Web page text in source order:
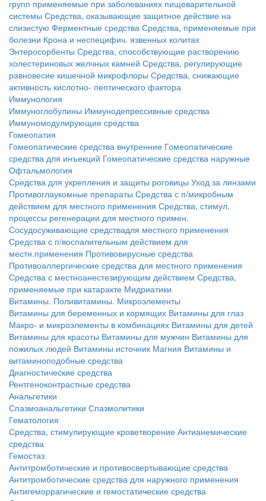
групп применяемые при заболеваниях пищеварительной
системы Средства, оказывающие защитное действие на
слизистую Ферментные средства Средства, применяемые при
болезни Крона и неспецифич. язвенных колитах
Энтеросорбенты Средства, способствующие растворению
холестериновых желчных камней Средства, регулирующие
равновесие кишечной микрофлоры Средства, снижающие
активность кислотно- пептического фактора
Иммунология
Иммуноглобулины Иммунодепрессивные средства
Иммуномодулирующие средства
Гомеопатия
Гомеопатические средства внутренние Гомеопатические
средства для инъекций Гомеопатические средства наружные
Офтальмология
Средства для укрепления и защиты роговицы Уход за линзами
Противоглаукомные препараты Средства с п/микробным
действием для местного применения Средства, стимул.
процессы регенерации для местного примен.
Сосудосуживающие средствадля местного применения
Средства с п/воспалительным действием для
местн.применения Противовирусные средства
Противоаллергические средства для местного применения
Средства с местноанестезирующим действием Средства,
применяемые при катаракте Мидриатики
Витамины. Поливитамины. Микроэлементы
Витамины для беременных и кормящих Витамины для глаз
Макро- и микроэлементы в комбинациях Витамины для детей
Витамины для красоты Витамины для мужчин Витамины для
пожилых людей Витамины источник Магния Витамины и
витаминоподобные средства
Диагностические средства
Рентгеноконтрастные средства
Анальгетики
Спазмоанальгетики Спазмолитики
Гематология
Средства, стимулирующие кроветворение Антианемические
средства
Гемостаз
Антитромботические и противосвертывающие средства
Антитромботические средства для наружного применения
Антигеморрагические и гемостатические средства